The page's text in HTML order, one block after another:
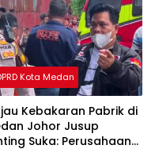
Kota Medan
Kebakaran Pabrik di
Johor Jusup
Suka: Perusahaan